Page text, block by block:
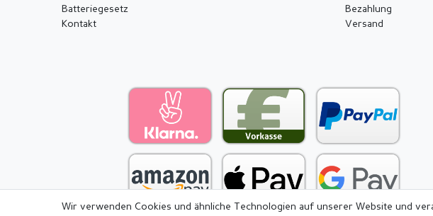
Batteriegesetz
Kontakt
Bezahlung
Versand
Wir verwenden Cookies und ähnliche Technologien auf unserer Website und